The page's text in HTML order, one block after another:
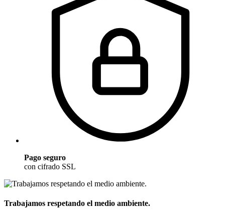
Pago seguro
con cifrado SSL
Trabajamos respetando el medio ambiente.